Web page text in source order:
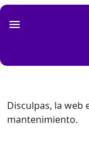
Disculpas, la web
mantenimiento.